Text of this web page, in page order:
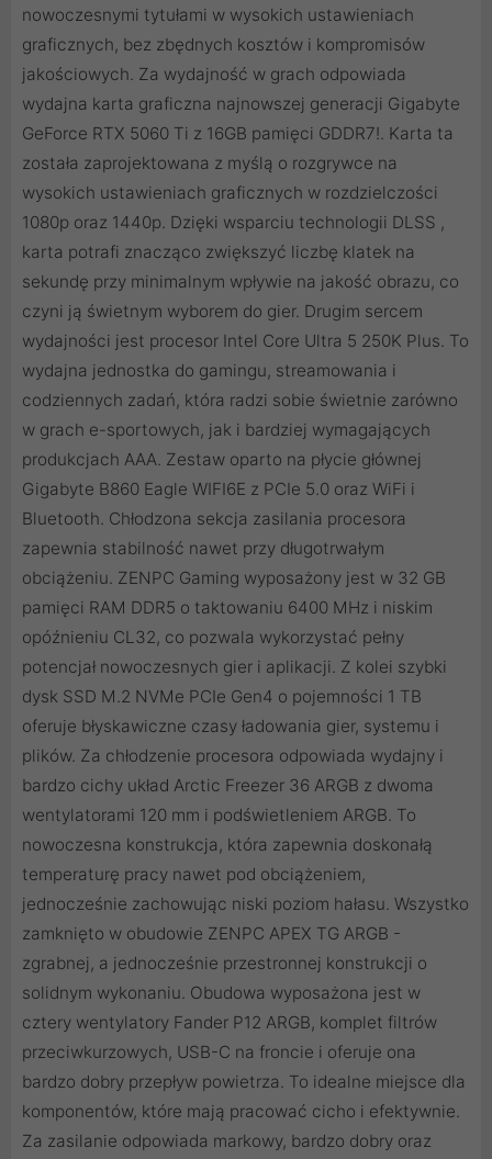
nowoczesnymi tytułami w wysokich ustawieniach
graficznych, bez zbędnych kosztów i kompromisów
jakościowych. Za wydajność w grach odpowiada
wydajna karta graficzna najnowszej generacji Gigabyte
GeForce RTX 5060 Ti z 16GB pamięci GDDR7!. Karta ta
została zaprojektowana z myślą o rozgrywce na
wysokich ustawieniach graficznych w rozdzielczości
1080p oraz 1440p. Dzięki wsparciu technologii DLSS ,
karta potrafi znacząco zwiększyć liczbę klatek na
sekundę przy minimalnym wpływie na jakość obrazu, co
czyni ją świetnym wyborem do gier. Drugim sercem
wydajności jest procesor Intel Core Ultra 5 250K Plus. To
wydajna jednostka do gamingu, streamowania i
codziennych zadań, która radzi sobie świetnie zarówno
w grach e-sportowych, jak i bardziej wymagających
produkcjach AAA. Zestaw oparto na płycie głównej
Gigabyte B860 Eagle WIFI6E z PCIe 5.0 oraz WiFi i
Bluetooth. Chłodzona sekcja zasilania procesora
zapewnia stabilność nawet przy długotrwałym
obciążeniu. ZENPC Gaming wyposażony jest w 32 GB
pamięci RAM DDR5 o taktowaniu 6400 MHz i niskim
opóźnieniu CL32, co pozwala wykorzystać pełny
potencjał nowoczesnych gier i aplikacji. Z kolei szybki
dysk SSD M.2 NVMe PCIe Gen4 o pojemności 1 TB
oferuje błyskawiczne czasy ładowania gier, systemu i
plików. Za chłodzenie procesora odpowiada wydajny i
bardzo cichy układ Arctic Freezer 36 ARGB z dwoma
wentylatorami 120 mm i podświetleniem ARGB. To
nowoczesna konstrukcja, która zapewnia doskonałą
temperaturę pracy nawet pod obciążeniem,
jednocześnie zachowując niski poziom hałasu. Wszystko
zamknięto w obudowie ZENPC APEX TG ARGB -
zgrabnej, a jednocześnie przestronnej konstrukcji o
solidnym wykonaniu. Obudowa wyposażona jest w
cztery wentylatory Fander P12 ARGB, komplet filtrów
przeciwkurzowych, USB-C na froncie i oferuje ona
bardzo dobry przepływ powietrza. To idealne miejsce dla
komponentów, które mają pracować cicho i efektywnie.
Za zasilanie odpowiada markowy, bardzo dobry oraz